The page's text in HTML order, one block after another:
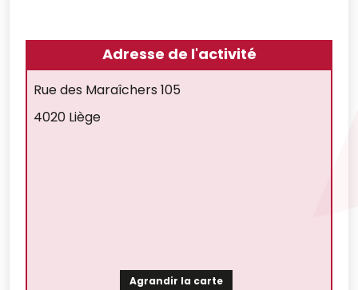
Adresse de l'activité
Rue des Maraîchers 105
4020 Liège
Agrandir la carte